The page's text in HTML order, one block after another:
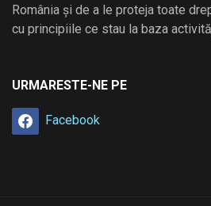
România și de a le proteja toate
cu principiile ce stau la baza
URMARESTE-NE PE
Facebook